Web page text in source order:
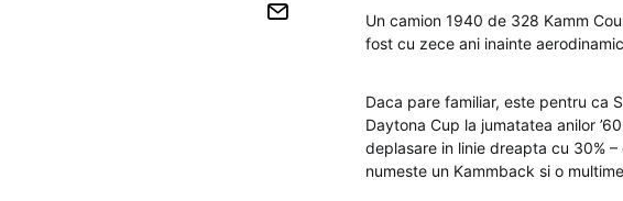
Un camion 1940 de 328 Kamm
fost cu zece ani inainte
Daca pare familiar, este pentru ca
Daytona Cup la jumatatea anilor
deplasare in linie dreapta cu 30%
numeste un Kammback si o